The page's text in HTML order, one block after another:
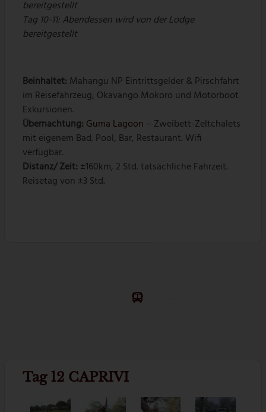
bereitgestellt
Tag 10-11: Abendessen wird von der Lodge
bereitgestellt
Beinhaltet: Mahangu NP Eintrittsgelder & Pirschfahrt
im Reisefahrzeug, Okavango Mokoro und Motorboot
Exkursionen.
Übernachtung: Guma Lagoon – Zweibett-Zeltchalets
mit eigenem Bad. Pool, Bar, Restaurant. Wifi
verfügbar.
Distanz/ Zeit: ±160km, 2 Std. tatsächliche Fahrzeit.
Reisetag von ±3 Std.
Tag 12 CAPRIVI